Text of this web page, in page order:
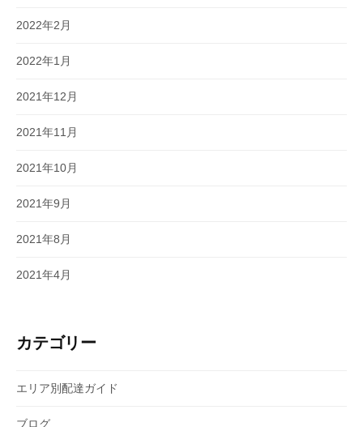
2022年2月
2022年1月
2021年12月
2021年11月
2021年10月
2021年9月
2021年8月
2021年4月
カテゴリー
エリア別配達ガイド
ブログ